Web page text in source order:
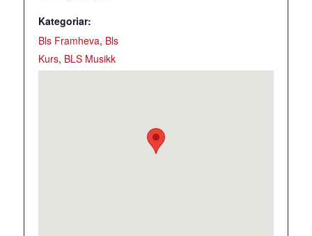
Kategoriar:
Bls Framheva, Bls
Kurs, BLS Musikk